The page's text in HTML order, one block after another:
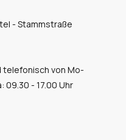
- Stammstraße
telefonisch von Mo-
09.30 - 17.00 Uhr